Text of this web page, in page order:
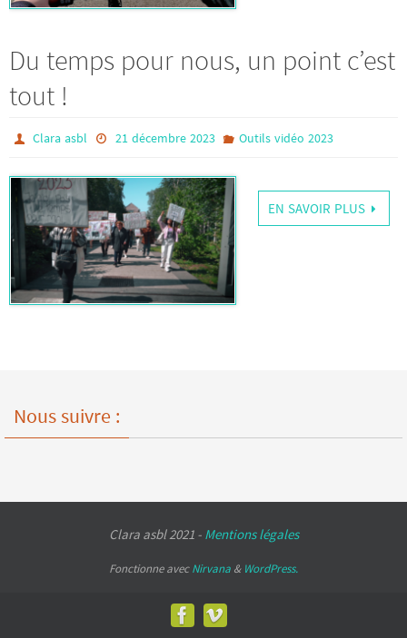
Du temps pour nous, un point c’est
tout !
Clara asbl 21 décembre 2023 Outils vidéo 2023
EN SAVOIR PLUS
Nous suivre :
Clara asbl 2021 - Mentions légales
Fonctionne avecNirvana & WordPress.